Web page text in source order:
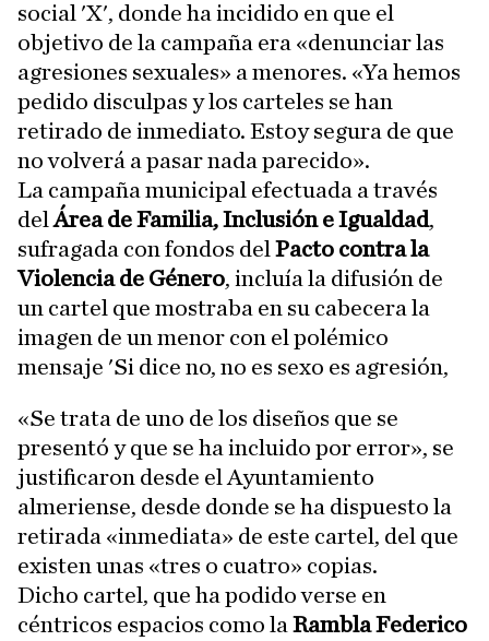
social 'X', donde ha incidido en que el
objetivo de la campaña era «denunciar las
agresiones sexuales» a menores. «Ya hemos
pedido disculpas y los carteles se han
retirado de inmediato. Estoy segura de que
no volverá a pasar nada parecido».
La campaña municipal efectuada a través
delÁrea de Familia, Inclusión e Igualdad,
sufragada con fondos del Pacto contra la
Violencia de Género, incluía la difusión de
un cartel que mostraba en su cabecera la
imagen de un menor con el polémico
mensaje 'Si dice no, no es sexo es agresión,
«Se trata de uno de los diseños que se
presentó y que se ha incluido por error», se
justificaron desde el Ayuntamiento
almeriense, desde donde se ha dispuesto la
retirada «inmediata» de este cartel, del que
existen unas «tres o cuatro» copias.
Dicho cartel, que ha podido verse en
céntricos espacios como la Rambla Federico